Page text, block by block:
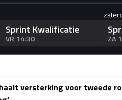
Sprint Kwalificatie
VR 14:30 ZA
versterking voor tweede